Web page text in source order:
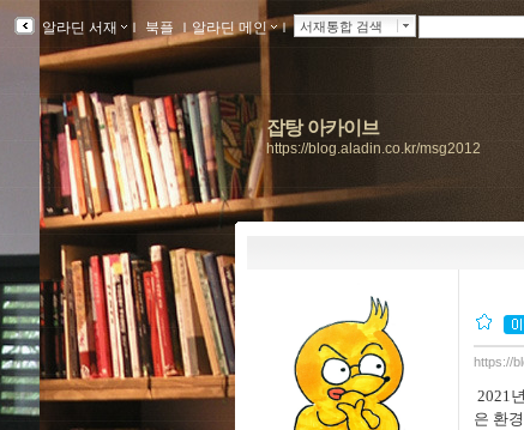
알라딘 서재 ｌ 북플 ｌ알라딘 메인 ｌ 서재통합 검색
잡탕 아카이브
https://blog.aladin.co.kr/msg2012
https://
2021
은 환